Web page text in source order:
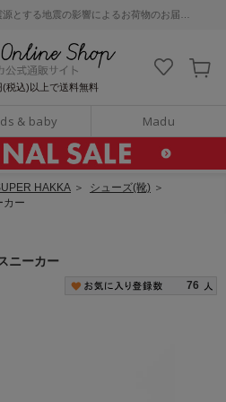
する地震の影響によるお荷物のお届けについて
(税込)以上で送料無料
& baby Madu
HAKKA ＞ シューズ(靴) ＞
カー
ニーカー
76